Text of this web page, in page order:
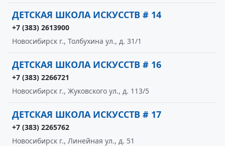
ДЕТСКАЯ ШКОЛА ИСКУССТВ # 14
+7 (383) 2613900
Новосибирск г., Толбухина ул., д. 31/1
ДЕТСКАЯ ШКОЛА ИСКУССТВ # 16
+7 (383) 2266721
Новосибирск г., Жуковского ул., д. 113/5
ДЕТСКАЯ ШКОЛА ИСКУССТВ # 17
+7 (383) 2265762
Новосибирск г., Линейная ул., д. 51